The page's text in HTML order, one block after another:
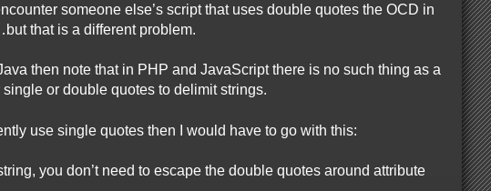
someone else’s script that uses double quotes the OCD in
that is a different problem.
then note that in PHP and JavaScript there is no such thing as a
or double quotes to delimit strings.
use single quotes then I would have to go with this:
you don’t need to escape the double quotes around attribute